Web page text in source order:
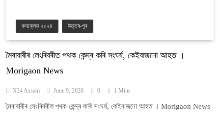
কনক্লেভ ২০২৪ উত্তৰ-পূব
মৈৰাবাৰীৰ লেংৰিবৰীত পথক কেন্দ্ৰ কৰি সংঘৰ্ষ, কেইবাজনো আহত ।
Morigaon News
N24 Assam June 9, 2026 0 1 Mins
মৈৰাবাৰীৰ লেংৰিবৰীত পথক কেন্দ্ৰ কৰি সংঘৰ্ষ, কেইবাজনো আহত । Morigaon News